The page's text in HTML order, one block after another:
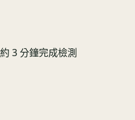
約 3 分鐘完成檢測